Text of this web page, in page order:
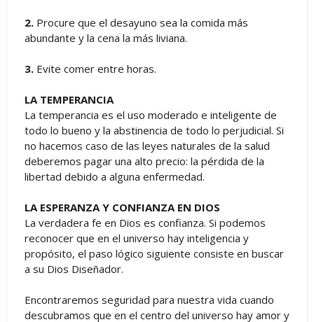
2.Procure que el desayuno sea la comida más
abundante y la cena la más liviana.
3.Evite comer entre horas.
LA TEMPERANCIA
La temperancia es el uso moderado e inteligente de
todo lo bueno y la abstinencia de todo lo perjudicial. Si
no hacemos caso de las leyes naturales de la salud
deberemos pagar una alto precio: la pérdida de la
libertad debido a alguna enfermedad.
LA ESPERANZA Y CONFIANZA EN DIOS
La verdadera fe en Dios es confianza. Si podemos
reconocer que en el universo hay inteligencia y
propósito, el paso lógico siguiente consiste en buscar
a su Dios Diseñador.
Encontraremos seguridad para nuestra vida cuando
descubramos que en el centro del universo hay amor y